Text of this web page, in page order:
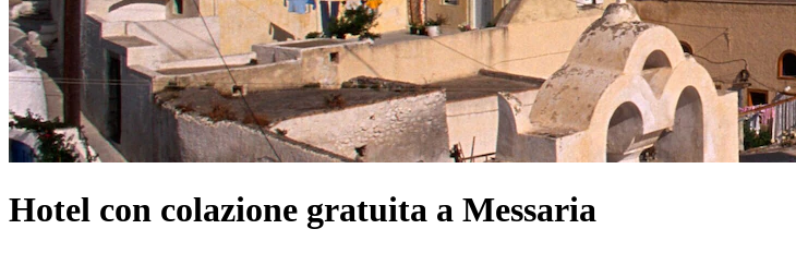
Hotel con colazione gratuita a Messaria